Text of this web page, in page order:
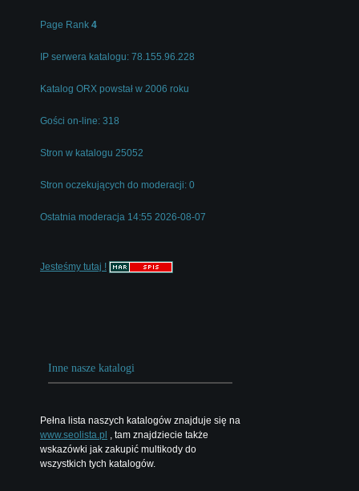
Page Rank 4
IP serwera katalogu: 78.155.96.228
Katalog ORX powstał w 2006 roku
Gości on-line: 318
Stron w katalogu 25052
Stron oczekujących do moderacji: 0
Ostatnia moderacja 14:55 2026-08-07
Jesteśmy tutaj !
Inne nasze katalogi
Pełna lista naszych katalogów znajduje się na
www.seolista.pl , tam znajdziecie także
wskazówki jak zakupić multikody do
wszystkich tych katalogów.